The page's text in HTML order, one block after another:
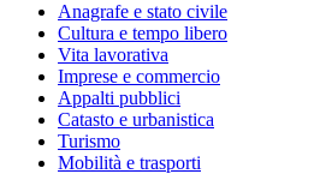
Anagrafe e stato civile
Cultura e tempo libero
Vita lavorativa
Imprese e commercio
Appalti pubblici
Catasto e urbanistica
Turismo
Mobilità e trasporti